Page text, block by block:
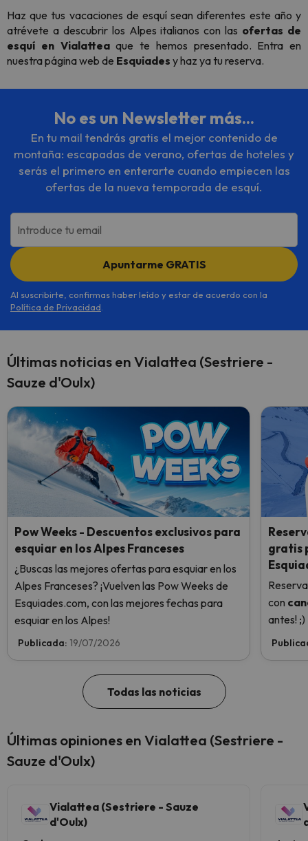
Haz que tus vacaciones de esquí sean diferentes este año y
atrévete a descubrir los Alpes italianos con las ofertas de
esquí en Vialatteaque te hemos presentado. Entra en
nuestra página web de Esquiades y haz ya tu reserva.
No es un Newsletter más...
En tu mail tendrás gratis el mejor contenido de
montaña: escapadas de verano, ofertas de hoteles y
serás el primero en enterarte cuando empiecen las
ofertas de la nueva temporada de esquí.
Introduce tu email
Apuntarme GRATIS
Al suscribirte, confirmas haber leído y estar de acuerdo con la
Política de Privacidad
Últimas noticias en Vialattea (Sestriere -
Sauze d'Oulx)
Pow Weeks - Descuentos exclusivos para
esquiar en los Alpes Franceses
¿Buscas las mejores ofertas para esquiar en los
Alpes Franceses? ¡Vuelven las Pow Weeks de
Esquiades.com, con las mejores fechas para
esquiar en los Alpes!
Publicada: 19/07/2026
gratis
con
antes! ;)
Todas las noticias
Últimas opiniones en Vialattea (Sestriere -
Sauze d'Oulx)
Vialattea (Sestriere - Sauze
d'Oulx)